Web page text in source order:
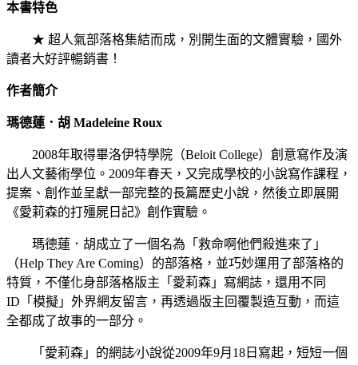
本書特色
★ 超人氣部落格集結而成，別開生面的文體實驗，國外
讀者大好評暢銷書！
作者簡介
瑪德蓮．胡 Madeleine Roux
2008年取得畢洛伊特學院（Beloit College）創意寫作及演
出人文藝術學位。2009年春天，又完成學校的小說寫作課程，
提案、創作並呈獻一部完整的長篇歷史小說，然後立即展開
《愛莉森的打殭屍日記》創作實驗。
瑪德蓮．胡成立了一個名為「救命啊他們殺進來了」
（Help They Are Coming）的部落格，並巧妙運用了部落格的
特質，不僅化身部落格版主「愛莉森」寫網誌，還用不同
ID「模擬」外界網友留言，再透過版主回覆製造互動，而這
全都成了故事的一部分。
「愛莉森」的網誌∕小說從2009年9月18日寫起，短短一個